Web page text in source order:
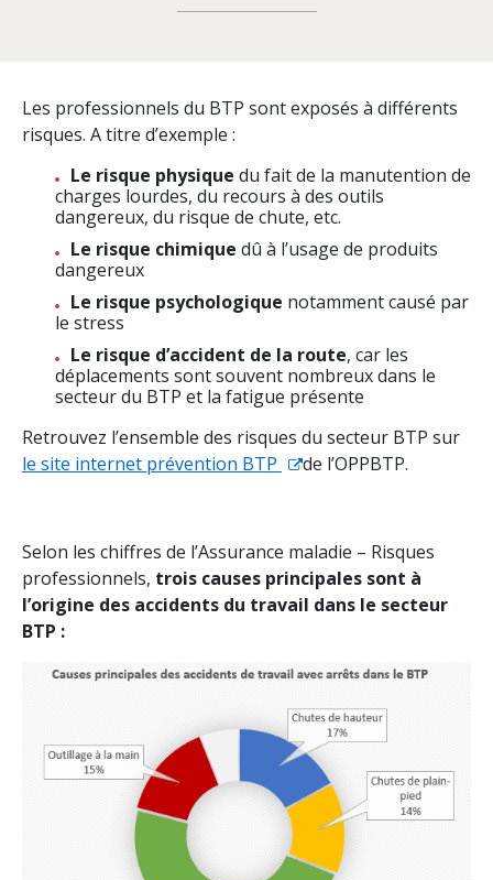
Les professionnels du BTP sont exposés à différents
risques. A titre d’exemple :
Le risque physique du fait de la manutention de
charges lourdes, du recours à des outils
dangereux, du risque de chute, etc.
Le risque chimique dû à l’usage de produits
dangereux
Le risque psychologique notamment causé par
le stress
Le risque d’accident de la route, car les
déplacements sont souvent nombreux dans le
secteur du BTP et la fatigue présente
Retrouvez l’ensemble des risques du secteur BTP sur
le site internet prévention BTP
de l’OPPBTP.
Selon les chiffres de l’Assurance maladie – Risques
professionnels, trois causes principales sont à
l’origine des accidents du travail dans le secteur
BTP :